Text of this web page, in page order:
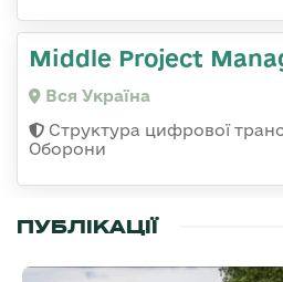
Middle Project
Вся Україна
Структура цифрової
Оборони
ПУБЛІКАЦІЇ